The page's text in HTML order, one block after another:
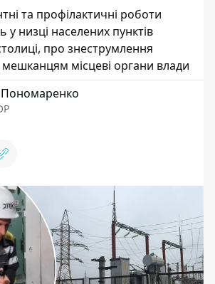
та профілактичні роботи
у низці населених пунктів
про знеструмлення
місцеві органи влади
Пономаренко